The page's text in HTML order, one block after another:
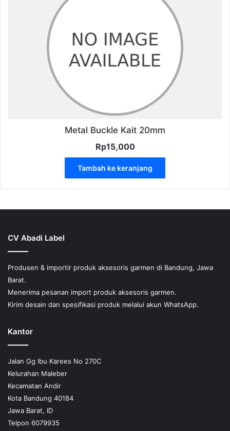
Metal Buckle Kait 20mm
Rp15,000
Tambah ke keranjang
CV Abadi Label
Produsen & importir produk aksesoris garmen di Bandung, Jawa
Barat.
Menerima pesanan import produk aksesoris garmen.
Kirim desain dan spesifikasi produk melalui akun WhatsApp.
Kantor
Jalan Gg Ibu Karees No 270C
Kelurahan Maleber
Kecamatan Andir
Kota Bandung 40184
Jawa Barat, ID
Telpon 6079935